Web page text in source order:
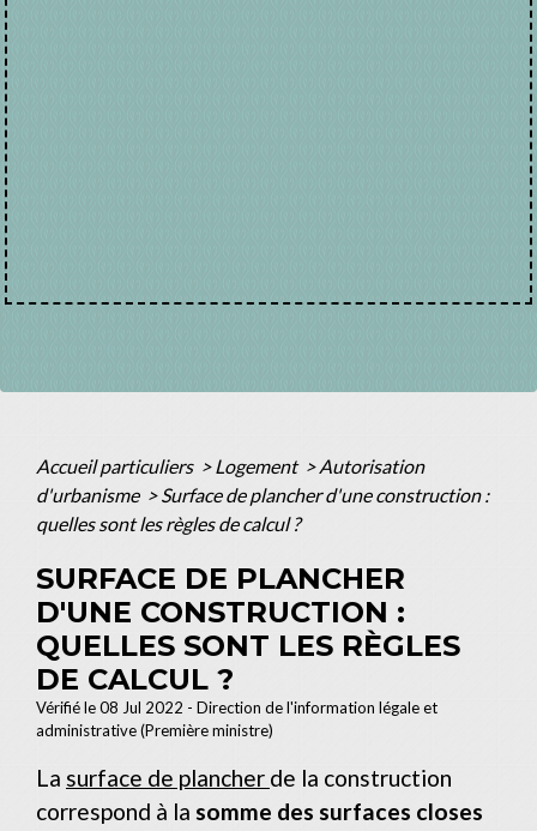
Accueil particuliers > Logement > Autorisation
d'urbanisme > Surface de plancher d'une construction :
quelles sont les règles de calcul ?
SURFACE DE PLANCHER
D'UNE CONSTRUCTION :
QUELLES SONT LES RÈGLES
DE CALCUL ?
Vérifié le 08 Jul 2022 - Direction de l'information légale et
administrative (Première ministre)
La surface de plancher de la construction
correspond à la somme des surfaces closes